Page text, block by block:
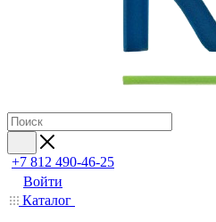
+7 812 490-46-25
Войти
Каталог